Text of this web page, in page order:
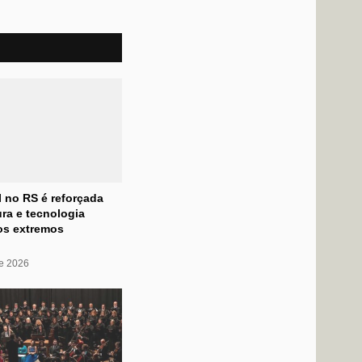
no RS é reforçada
e tecnologia
extremos
2026